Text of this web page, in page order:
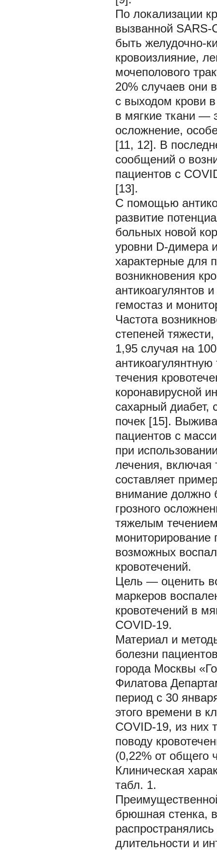
По локализации
вызванной SARS-
быть желудочно-
кровоизлияние,
мочеполового
20% случаев они
с выходом крови
в мягкие ткани —
осложнение,
[11, 12]. В
сообщений о
пациентов с
[13].
С помощью
развитие
больных новой
уровни D-димера
характерные для
возникновения
антикоагулянтов
гемостаз и
Частота
степеней
1,95 случая на
течения
коронавирусной
сахарный диабет,
почек [15].
пациентов с
при
лечения, включая
составляет
внимание должно
грозного
тяжелым
мониторирование
возможных
кровотечений.
Цель — оценить
маркеров
кровотечений в
COVID-19.
Материал и
болезни
города Москвы
Филатова
период с 30
этого времени в
COVID-19, из них
поводу
(0,22% от общего
Клиническая
табл. 1.
брюшная стенка,
длительности и